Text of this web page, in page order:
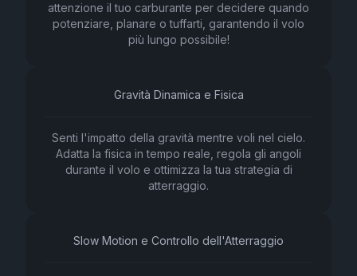
attenzione il tuo carburante per decidere quando
potenziare, planare o tuffarti, garantendo il volo
più lungo possibile!
Gravità Dinamica e Fisica
Senti l'impatto della gravità mentre voli nel cielo.
Adatta la fisica in tempo reale, regola gli angoli
durante il volo e ottimizza la tua strategia di
atterraggio.
Slow Motion e Controllo dell'Atterraggio